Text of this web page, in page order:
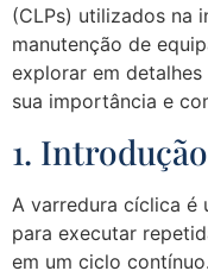
(CLPs) utilizados na
manutenção de
explorar em
sua importância e
1.
A varredura cíclica é
para executar
em um ciclo